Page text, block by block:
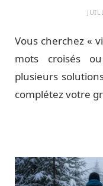
Vous cherchez «
mots croisés
plusieurs
complétez votre